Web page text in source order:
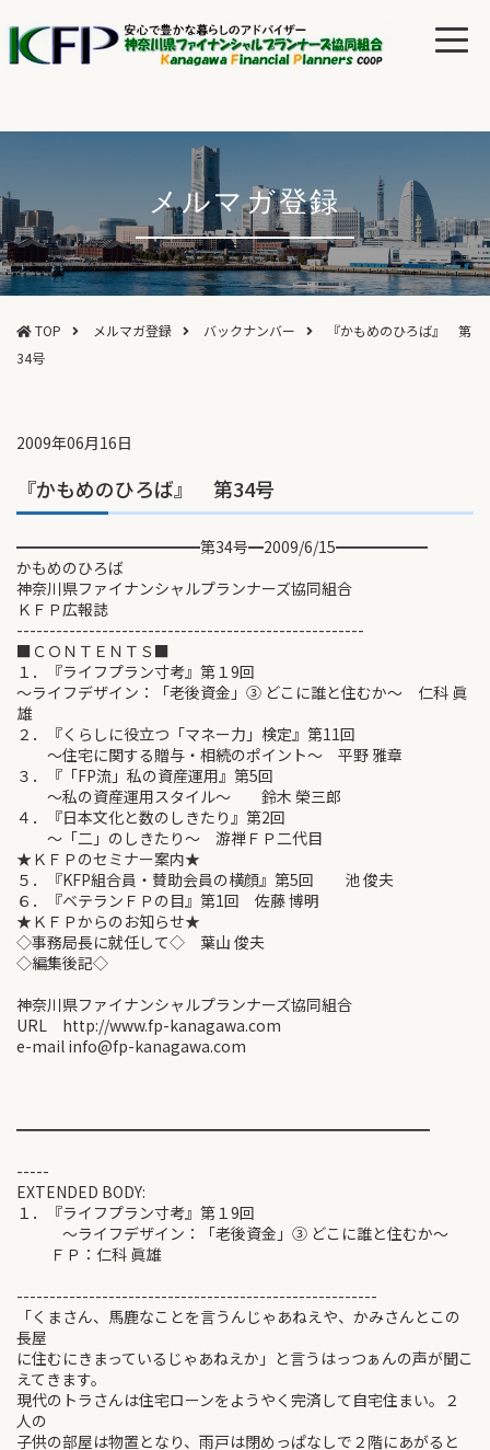
メルマガ登録
TOP メルマガ登録 バックナンバー
『かもめのひろば』 第
34号
2009年06月16日
『かもめのひろば』 第34号
━━━━━━━━━━━━第34号━2009/6/15━━━━━━
かもめのひろば
神奈川県ファイナンシャルプランナーズ協同組合
ＫＦＰ広報誌
-----------------------------------------------------
■ＣＯＮＴＥＮＴＳ■
１．『ライフプラン寸考』第１9回
～ライフデザイン：「老後資金」③ どこに誰と住むか～ 仁科 眞
雄
２．『くらしに役立つ「マネー力」検定』第11回
～住宅に関する贈与・相続のポイント～ 平野 雅章
３．『「FP流」私の資産運用』第5回
～私の資産運用スタイル～ 鈴木 榮三郎
４．『日本文化と数のしきたり』第2回
～「二」のしきたり～ 游禅ＦＰ二代目
★ＫＦＰのセミナー案内★
５．『KFP組合員・賛助会員の横顔』第5回 池 俊夫
６．『ベテランＦＰの目』第1回 佐藤 博明
★ＫＦＰからのお知らせ★
◇事務局長に就任して◇ 葉山 俊夫
◇編集後記◇
神奈川県ファイナンシャルプランナーズ協同組合
URL http://www.fp-kanagawa.com
e-mail info@fp-kanagawa.com
━━━━━━━━━━━━━━━━━━━━━━━━━━━
-----
EXTENDED BODY:
１．『ライフプラン寸考』第１9回
～ライフデザイン：「老後資金」③ どこに誰と住むか～
ＦＰ：仁科 眞雄
-------------------------------------------------------
「くまさん、馬鹿なことを言うんじゃあねえや、かみさんとこの
長屋
に住むにきまっているじゃあねえか」と言うはっつぁんの声が聞こ
えてきます。
現代のトラさんは住宅ローンをようやく完済して自宅住まい。２
人の
子供の部屋は物置となり、雨戸は閉めっぱなしで２階にあがると